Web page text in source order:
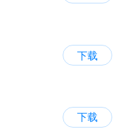
下载
下载